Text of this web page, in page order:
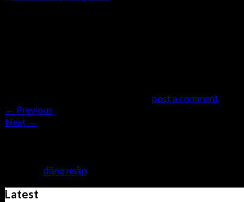
post a comment
← Previous
Next →
đăng nhập
Latest